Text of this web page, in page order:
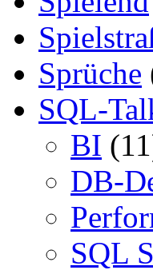
Sprüche
SQL-
BI
DB-
SQL